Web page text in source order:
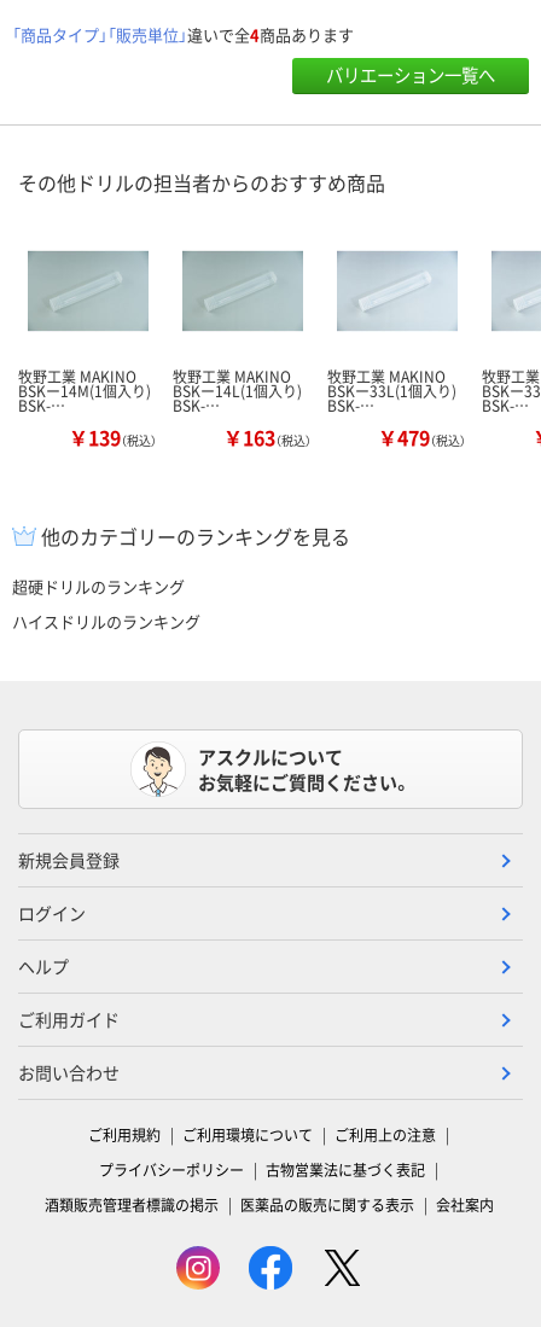
「商品タイプ」「販売単位」違いで全4商品あります
バリエーション一覧へ
その他ドリルの担当者からのおすすめ商品
牧野工業 MAKINO
BSKー14M(1個入り)
BSK-…
￥139（税込）
牧野工業 MAKINO
BSKー14L(1個入り)
BSK-…
￥163（税込）
牧野工業 MAKINO
BSKー33L(1個入り)
BSK-…
￥479（税込）
牧野工
BSKー
BSK-…
他のカテゴリーのランキングを見る
超硬ドリルのランキング
ハイスドリルのランキング
アスクルについて
お気軽にご質問ください。
新規会員登録
ログイン
ヘルプ
ご利用ガイド
お問い合わせ
ご利用規約 ご利用環境について
ご利用上の注意
プライバシーポリシー
古物営業法に基づく表記
酒類販売管理者標識の掲示
医薬品の販売に関する表示 会社案内